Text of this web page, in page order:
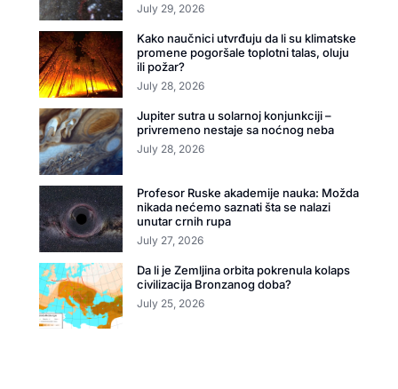
July 29, 2026
Kako naučnici utvrđuju da li su klimatske
promene pogoršale toplotni talas, oluju
ili požar?
July 28, 2026
Jupiter sutra u solarnoj konjunkciji –
privremeno nestaje sa noćnog neba
July 28, 2026
Profesor Ruske akademije nauka: Možda
nikada nećemo saznati šta se nalazi
unutar crnih rupa
July 27, 2026
Da li je Zemljina orbita pokrenula kolaps
civilizacija Bronzanog doba?
July 25, 2026